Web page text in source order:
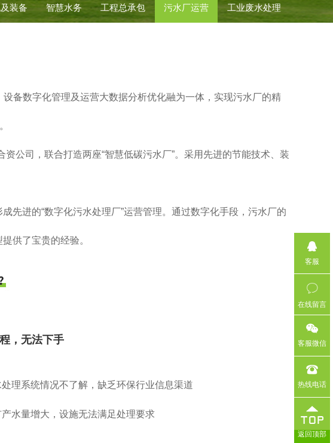
装备 智慧水务 工程总承包 污水厂运营 工业废水处理
备数字化管理及运营大数据分析优化融为一体，实现污水厂的精
公司，联合打造两座“智慧低碳污水厂”。采用先进的节能技术、装
先进的“数字化污水处理厂”运营管理。通过数字化手段，污水厂的
供了宝贵的经验。
，无法下手
处理系统情况不了解，缺乏环保行业信息渠道
产水量增大，设施无法满足处理要求
客服
在线留言
客服微信
热线电话
返回顶部